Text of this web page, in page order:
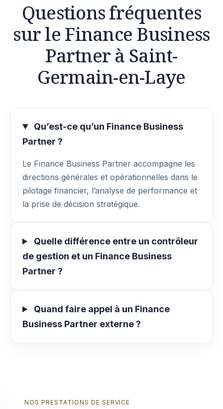
Questions fréquentes
sur le Finance Business
Partner à Saint-
Germain-en-Laye
Qu’est-ce qu’un Finance Business
Partner ?
Le Finance Business Partner accompagne les
directions générales et opérationnelles dans le
pilotage financier, l’analyse de performance et
la prise de décision stratégique.
Quelle différence entre un contrôleur
de gestion et un Finance Business
Partner ?
Quand faire appel à un Finance
Business Partner externe ?
NOS PRESTATIONS DE SERVICE